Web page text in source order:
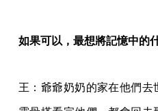
如果可以，最想將記憶中的
王：爺爺奶奶的家在他們